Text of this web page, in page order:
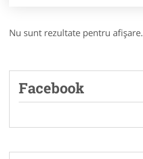
Nu sunt rezultate pentru afişare.
Facebook